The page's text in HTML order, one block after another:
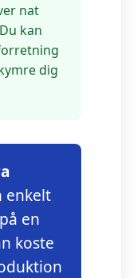
nat
Du kan
dig
enkelt
en
koste